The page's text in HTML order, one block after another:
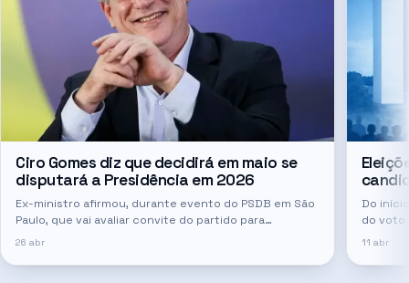
Ciro Gomes diz que decidirá em maio se
disputará a Presidência em 2026
Ex-ministro afirmou, durante evento do PSDB em São
Paulo, que vai avaliar convite do partido para
concorrer ao Palácio do Planalto ou ao governo do
26 abr
Do
do voto
quem
11 abr